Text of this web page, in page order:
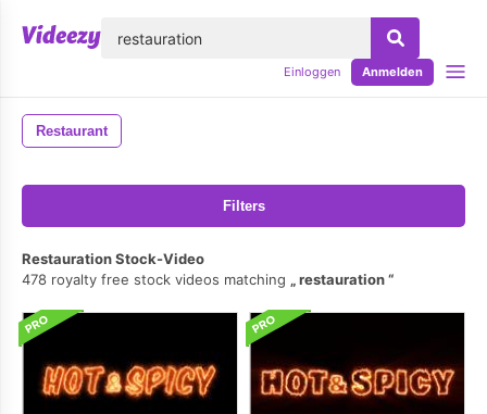
Einloggen Anmelden
Restaurant
Filters
Restauration Stock-Video
478 royalty free stock videos matching
restauration